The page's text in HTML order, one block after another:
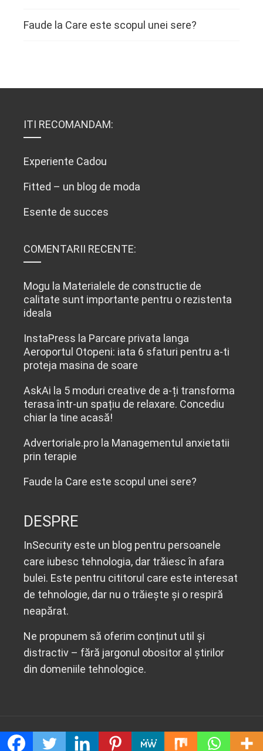
Faude la Care este scopul unei sere?
ITI RECOMANDAM:
Experiente Cadou
Fitted – un blog de moda
Esente de succes
COMENTARII RECENTE:
Mogu la Materialele de constructie de
calitate sunt importante pentru o rezistenta
ideala
InstaPress la Parcare privata langa
Aeroportul Otopeni: iata 6 sfaturi pentru a-ti
proteja masina de soare
AskAi la 5 moduri creative de a-ți transforma
terasa într-un spațiu de relaxare. Concediu
chiar la tine acasă!
Advertoriale.pro la Managementul anxietatii
prin terapie
Faude la Care este scopul unei sere?
DESPRE
InSecurity este un blog pentru persoanele
care iubesc tehnologia, dar trăiesc în afara
bulei. Este pentru cititorul care este interesat
de tehnologie, dar nu o trăiește și o respiră
neapărat.
Ne propunem să oferim conținut util și
distractiv – fără jargonul obositor al știrilor
din domeniile tehnologice.
© 2020 Insecurity.ro. All Right Reserved.